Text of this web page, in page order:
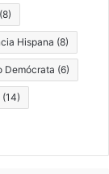
(8)
Hispana (8)
Demócrata (6)
(14)